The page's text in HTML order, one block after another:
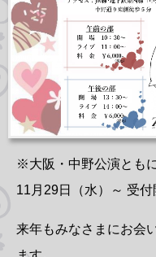
※大阪・中野公演とも
11月29日（水）～ 受付
来年もみなさまにお会